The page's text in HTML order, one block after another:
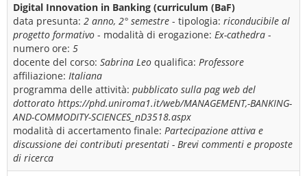
Digital Innovation in Banking (curriculum (BaF)
data presunta: 2 anno, 2° semestre - tipologia: riconducibile al
progetto formativo - modalità di erogazione: Ex-cathedra -
numero ore: 5
docente del corso: Sabrina Leo qualifica: Professore
affiliazione: Italiana
programma delle attività: pubblicato sulla pag web del
dottorato https://phd.uniroma1.it/web/MANAGEMENT,-BANKING-
AND-COMMODITY-SCIENCES_nD3518.aspx
modalità di accertamento finale: Partecipazione attiva e
discussione dei contributi presentati - Brevi commenti e proposte
di ricerca